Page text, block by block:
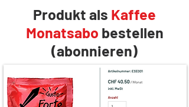
Produkt als Kaffee
Monatsabo bestellen
(abonnieren)